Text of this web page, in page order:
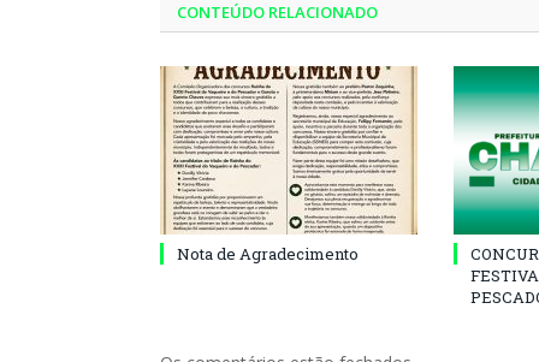
CONTEÚDO RELACIONADO
Nota de Agradecimento